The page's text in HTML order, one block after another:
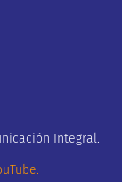
Integral.
.